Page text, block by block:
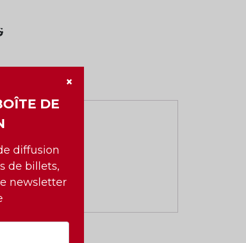
×
DE
diffusion
de billets,
newsletter